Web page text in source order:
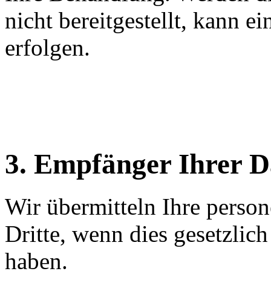
nicht bereitgestellt, kann
erfolgen.
3. Empfänger Ihrer
Wir übermitteln Ihre
Dritte, wenn dies
haben.